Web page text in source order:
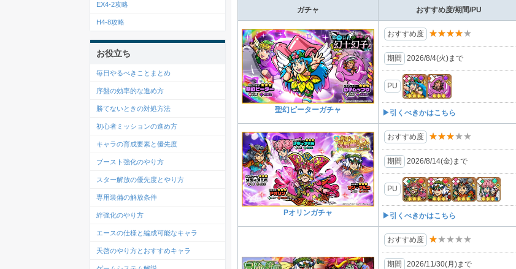
ガチャ おすすめ度/期間/PU
聖幻ピーターガチャ
おすすめ度 ★★★★★
期間 2026/8/4(⽕)まで
PU
▶引くべきかはこちら
Pオリンガチャ
おすすめ度 ★★★★★
期間 2026/8/14(金)まで
PU
▶引くべきかはこちら
おすすめ度 ★★★★★
期間 2026/11/30(月)まで
EX4-2攻略
H4-8攻略
お役立ち
毎日やるべきことまとめ
序盤の効率的な進め方
勝てないときの対処方法
初心者ミッションの進め方
キャラの育成要素と優先度
ブースト強化のやり方
スター解放の優先度とやり方
専用装備の解放条件
絆強化のやり方
エースの仕様と編成可能なキャラ
天啓のやり方とおすすめキャラ